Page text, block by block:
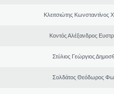
Κλειτσιώτης Κωνσταντίνος
Κοντός Αλέξανδρος
Στύλιος Γεώργιος
Σολδάτος Θεόδωρος